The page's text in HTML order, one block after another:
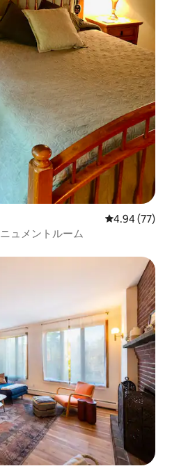
レビュー77
4.94 (77)
ュメントルーム